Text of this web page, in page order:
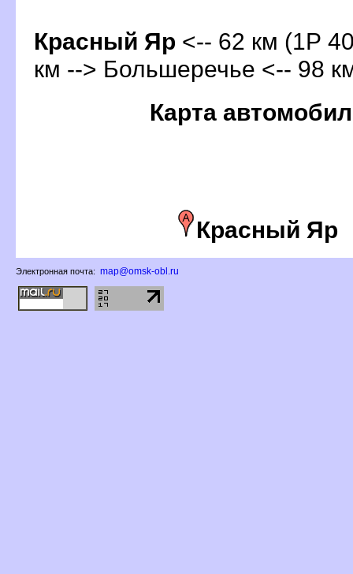
Красный Яр <-- 62 км (1Р
км --> Большеречье <-- 98
Карта
Красный Яр
Электронная почта: map@omsk-obl.ru